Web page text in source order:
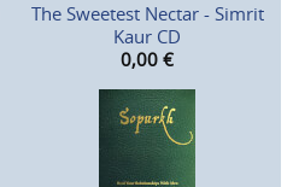
The Sweetest Nectar - Simrit
Kaur CD
0,00 €